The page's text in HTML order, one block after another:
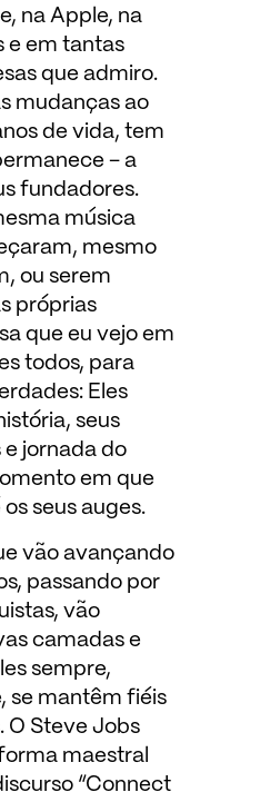
na Apple, na
e em tantas
que admiro.
mudanças ao
de vida, tem
– a
fundadores.
música
mesmo
ou serem
próprias
que eu vejo em
todos, para
Eles
seus
jornada do
em que
seus auges.
vão avançando
passando por
vão
camadas e
sempre,
se mantêm fiéis
O Steve Jobs
maestral
“Connect